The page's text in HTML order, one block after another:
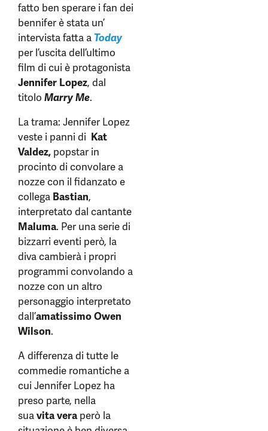
fatto ben sperare i fan dei
bennifer è stata un’
intervista fatta aToday
per l’uscita dell’ultimo
film di cui è protagonista
Jennifer Lopez, dal
titolo Marry Me.
La trama: Jennifer Lopez
veste i panni di Kat
Valdez, popstar in
procinto di convolare a
nozze con il fidanzato e
collega Bastian,
interpretato dal cantante
Maluma. Per una serie di
bizzarri eventi però, la
diva cambierà i propri
programmi convolando a
nozze con un altro
personaggio interpretato
dall’amatissimo Owen
Wilson.
A differenza di tutte le
commedie romantiche a
cui Jennifer Lopez ha
preso parte, nella
suavita veraperò la